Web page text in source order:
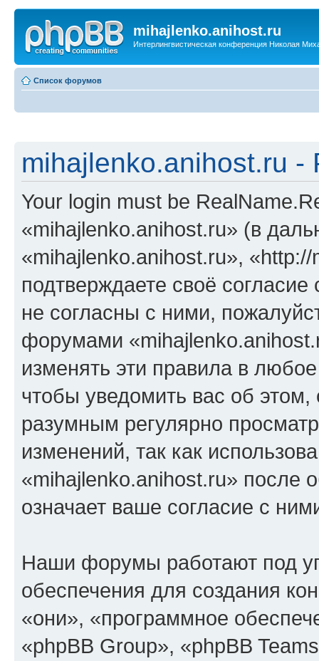
mihajlenko.anihost.ru
Интерлингвистическая конференция Николая
Список форумов
mihajlenko.anihost.ru -
Your login must be
«mihajlenko.anihost.ru» (в
«mihajlenko.anihost.ru»,
подтверждаете своё
не согласны с ними,
форумами
изменять эти правила в
чтобы уведомить вас об
разумным регулярно
изменений, так как
«mihajlenko.anihost.ru» после
означает ваше согласие с
Наши форумы работают под
обеспечения для создания
«они», «программное
«phpBB Group», «phpBB